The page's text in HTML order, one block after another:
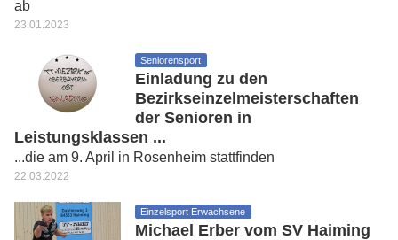
ab
23.01.2023
Seniorensport
Einladung zu den
Bezirkseinzelmeisterschaften
der Senioren in
Leistungsklassen ...
...die am 9. April in Rosenheim stattfinden
22.03.2022
Einzelsport Erwachsene
Michael Erber vom SV Haiming